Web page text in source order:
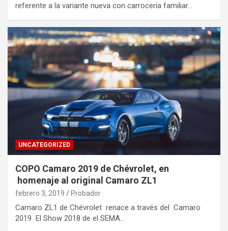
referente a la variante nueva con carrocería familiar…
UNCATEGORIZED
COPO Camaro 2019 de Chévrolet, en
homenaje al original Camaro ZL1
febrero 3, 2019 Probador
Camaro ZL1 de Chévrolet renace a través del Camaro
2019 El Show 2018 de el SEMA…